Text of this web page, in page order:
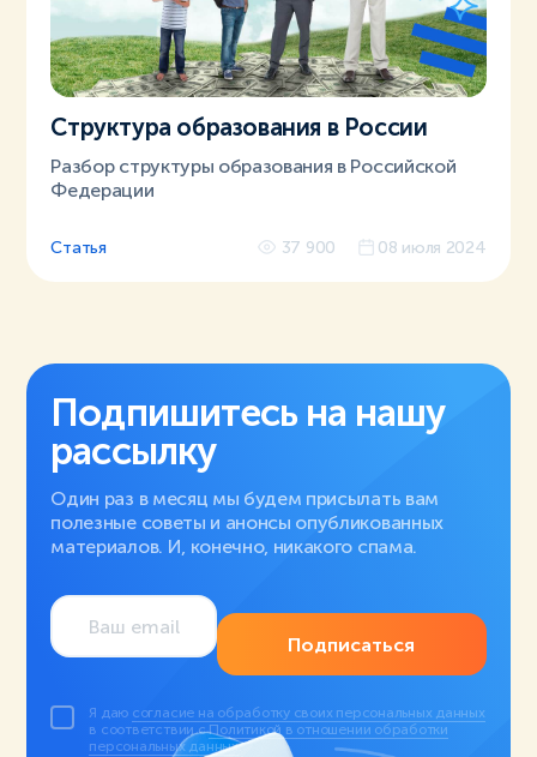
Структура образования в России
Разбор структуры образования в Российской
Федерации
Статья 37 900 08 июля 2024
Подпишитесь на нашу
рассылку
Один раз в месяц мы будем присылать вам
полезные советы и анонсы опубликованных
материалов. И, конечно, никакого спама.
Подписаться
Я даю согласие на обработку своих персональных данных
в соответствии сПолитикой в отношении обработки
персональных данных.